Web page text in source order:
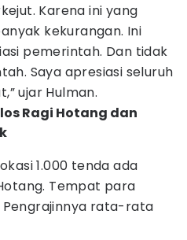
Karena ini yang
kekurangan. Ini
pemerintah. Dan tidak
Saya apresiasi seluruh
ujar Hulman.
Ragi Hotang dan
1.000 tenda ada
Tempat para
Pengrajinnya rata-rata